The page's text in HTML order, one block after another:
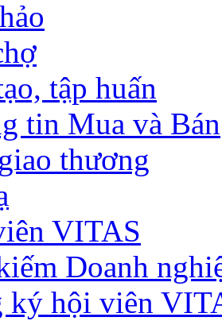
tập huấn
tin Mua và Bán
thương
VITAS
Doanh
ký hội viên